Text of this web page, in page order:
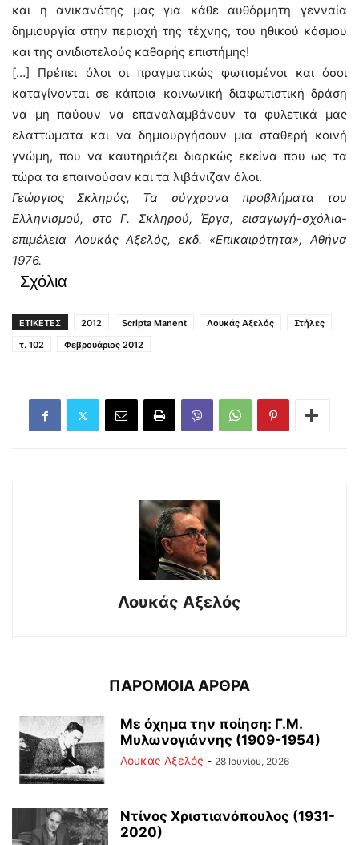
και η ανικανότης μας για κάθε αυθόρμητη γενναία
δημιουργία στην περιοχή της τέχνης, του ηθικού κόσμου
και της ανιδιοτελούς καθαρής επιστήμης!
[…] Πρέπει όλοι οι πραγματικώς φωτισμένοι και όσοι
καταγίνονται σε κάποια κοινωνική διαφωτιστική δράση
να μη παύουν να επαναλαμβάνουν τα φυλετικά μας
ελαττώματα και να δημιουργήσουν μια σταθερή κοινή
γνώμη, που να καυτηριάζει διαρκώς εκείνα που ως τα
τώρα τα επαινούσαν και τα λιβάνιζαν όλοι.
Γεώργιος Σκληρός, Τα σύγχρονα προβλήματα του
Ελληνισμού, στο Γ. Σκληρού, Έργα, εισαγωγή-σχόλια-
επιμέλεια Λουκάς Αξελός, εκδ. «Επικαιρότητα», Αθήνα
1976.
Σχόλια
ΕΤΙΚΕΤΕΣ 2012 Scripta Manent Λουκάς Αξελός
Στήλες
τ. 102
Φεβρουάριος 2012
Λουκάς Αξελός
ΠΑΡΟΜΟΙΑ ΑΡΘΡΑ
Με όχημα την ποίηση: Γ.Μ.
Μυλωνογιάννης (1909-1954)
Λουκάς Αξελός - 28 Ιουνίου, 2026
Ντίνος Χριστιανόπουλος (1931-
2020)